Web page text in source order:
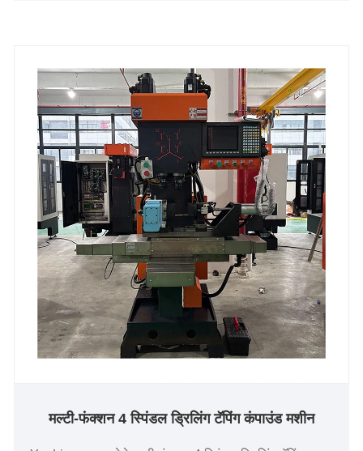
मल्टी-फंक्शन 4 स्पिंडल ड्रिलिंग टॅपिंग कंपाउंड मशीन